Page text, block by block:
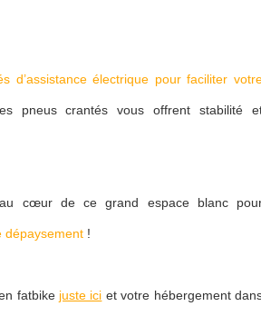
d’assistance électrique pour faciliter
pneus crantés vous offrent stabilité
au cœur de ce grand espace blanc
dépaysement !
fatbike juste ici et votre hébergement